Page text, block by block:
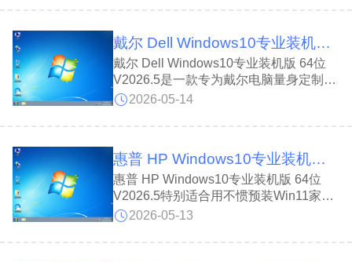
没错!联想 Lenovo Windows10专业装机
流畅，支持指纹人脸及商店登录，新老机
型都能轻松驾驭。
戴尔 Dell Windows10专业装机版 64位 V2026.5
戴尔 Dell Windows10专业装机版 64位
V2026.5是一款专为戴尔电脑量身定制的
Win10专业装机系统，基于微软官方
业装机版 64位 V2026.5集成万能驱动、
错。全面升级优化方案，运行丝滑流畅，
完美支持指纹人脸解锁及微软商店账号登
录，系统盘仅占约9.5GB，轻巧又好用。
2026-05-14
惠普 HP Windows10专业装机版 64位 V2026.5
惠普 HP Windows10专业装机版 64位
V2026.5特别适合用不惯预装Win11家庭
版想换回经典专业版的用户。惠普 HP
于微软官方Win10 22H2离线制作，集成
2026-05-13